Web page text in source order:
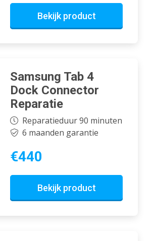
Bekijk product
Samsung Tab 4
Dock Connector
Reparatie
Reparatieduur 90 minuten
6 maanden garantie
€440
Bekijk product